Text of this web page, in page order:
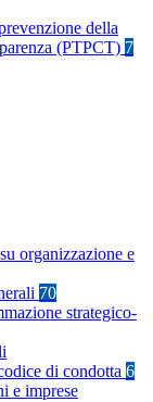
della
(PTPCT) 7
organizzazione e
70
strategico-
di condotta 6
e imprese